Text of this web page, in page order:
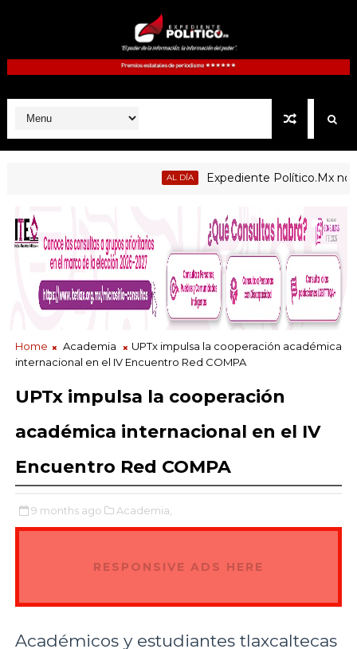
AL DÍA Expediente Político.Mx no 1126
Home Academia
UPTx impulsa la cooperación académica
internacional en el IV Encuentro Red COMPA
UPTx impulsa la cooperación
académica internacional en el IV
Encuentro Red COMPA
9 months ago Academia,
RESPONSIVE ADS HERE
Académicos y estudiantes tlaxcaltecas